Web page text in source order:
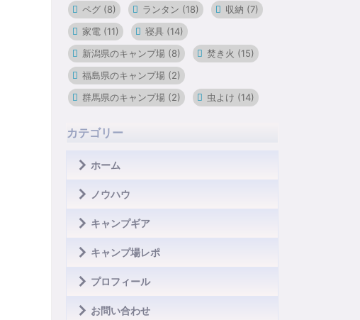
ペグ (8) ランタン (18) 収納 (7)
家電 (11) 寝具 (14)
新潟県のキャンプ場 (8) 焚き火 (15)
福島県のキャンプ場 (2)
群馬県のキャンプ場 (2) 虫よけ (14)
カテゴリー
ホーム
ノウハウ
キャンプギア
キャンプ場レポ
プロフィール
お問い合わせ